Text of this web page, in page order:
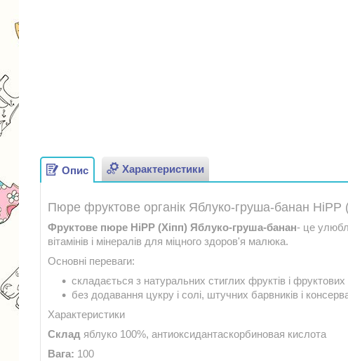
Опис Характеристики
Пюре фруктове органік Яблуко-груша-банан HiPP
Фруктове пюре HiPP (Хіпп) Яблуко-груша-банан- це
вітамінів і мінералів для міцного здоров'я малюка.
Основні переваги:
складається з натуральних стиглих фруктів і фруктових
без додавання цукру і солі, штучних барвників і
Характеристики
Склад яблуко 100%, антиоксидантаскорбиновая кислота
Вага: 100